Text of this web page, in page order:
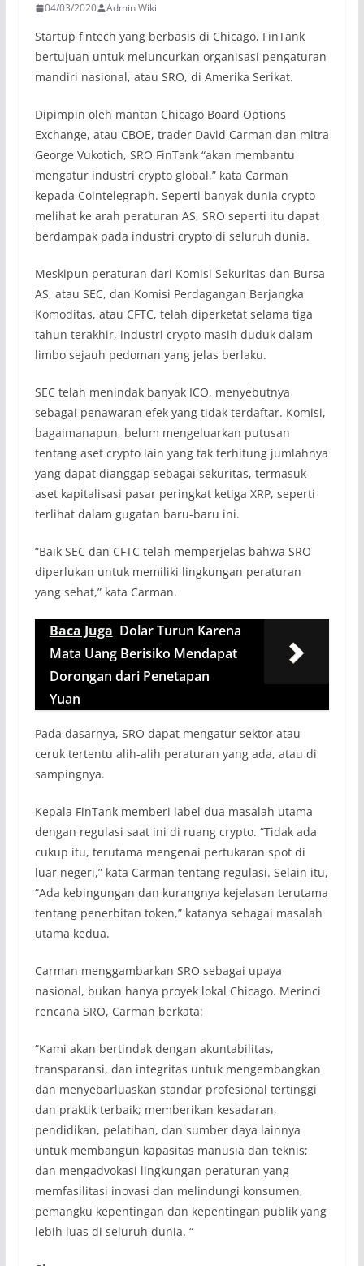
04/03/2020 Admin Wiki
Startup fintech yang berbasis di Chicago, FinTank
bertujuan untuk meluncurkan organisasi pengaturan
mandiri nasional, atau SRO, di Amerika Serikat.
Dipimpin oleh mantan Chicago Board Options
Exchange, atau CBOE, trader David Carman dan mitra
George Vukotich, SRO FinTank “akan membantu
mengatur industri crypto global,” kata Carman
kepada Cointelegraph. Seperti banyak dunia crypto
melihat ke arah peraturan AS, SRO seperti itu dapat
berdampak pada industri crypto di seluruh dunia.
Meskipun peraturan dari Komisi Sekuritas dan Bursa
AS, atau SEC, dan Komisi Perdagangan Berjangka
Komoditas, atau CFTC, telah diperketat selama tiga
tahun terakhir, industri crypto masih duduk dalam
limbo sejauh pedoman yang jelas berlaku.
SEC telah menindak banyak ICO, menyebutnya
sebagai penawaran efek yang tidak terdaftar. Komisi,
bagaimanapun, belum mengeluarkan putusan
tentang aset crypto lain yang tak terhitung jumlahnya
yang dapat dianggap sebagai sekuritas, termasuk
aset kapitalisasi pasar peringkat ketiga XRP, seperti
terlihat dalam gugatan baru-baru ini.
“Baik SEC dan CFTC telah memperjelas bahwa SRO
diperlukan untuk memiliki lingkungan peraturan
yang sehat,” kata Carman.
Baca Juga Dolar Turun Karena
Mata Uang Berisiko Mendapat
Dorongan dari Penetapan
Yuan
Pada dasarnya, SRO dapat mengatur sektor atau
ceruk tertentu alih-alih peraturan yang ada, atau di
sampingnya.
Kepala FinTank memberi label dua masalah utama
dengan regulasi saat ini di ruang crypto. “Tidak ada
cukup itu, terutama mengenai pertukaran spot di
luar negeri,” kata Carman tentang regulasi. Selain itu,
“Ada kebingungan dan kurangnya kejelasan terutama
tentang penerbitan token,” katanya sebagai masalah
utama kedua.
Carman menggambarkan SRO sebagai upaya
nasional, bukan hanya proyek lokal Chicago. Merinci
rencana SRO, Carman berkata:
“Kami akan bertindak dengan akuntabilitas,
transparansi, dan integritas untuk mengembangkan
dan menyebarluaskan standar profesional tertinggi
dan praktik terbaik; memberikan kesadaran,
pendidikan, pelatihan, dan sumber daya lainnya
untuk membangun kapasitas manusia dan teknis;
dan mengadvokasi lingkungan peraturan yang
memfasilitasi inovasi dan melindungi konsumen,
pemangku kepentingan dan kepentingan publik yang
lebih luas di seluruh dunia. “